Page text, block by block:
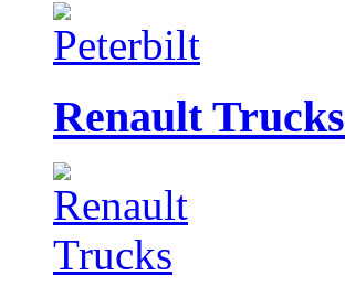
Renault Trucks